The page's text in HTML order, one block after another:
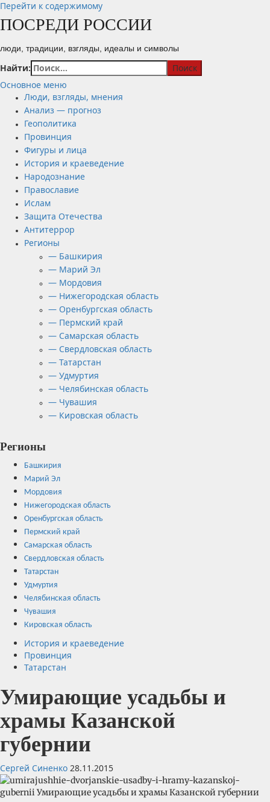
Перейти к содержимому
ПОСРЕДИ РОССИИ
люди, традиции, взгляды, идеалы и символы
Найти:
Основное меню
Люди, взгляды, мнения
Анализ — прогноз
Геополитика
Провинция
Фигуры и лица
История и краеведение
Народознание
Православие
Ислам
Защита Отечества
Антитеррор
Регионы
— Башкирия
— Марий Эл
— Мордовия
— Нижегородская область
— Оренбургская область
— Пермский край
— Самарская область
— Свердловская область
— Татарстан
— Удмуртия
— Челябинская область
— Чувашия
— Кировская область
Регионы
Башкирия
Марий Эл
Мордовия
Нижегородская область
Оренбургская область
Пермский край
Самарская область
Свердловская область
Татарстан
Удмуртия
Челябинская область
Чувашия
Кировская область
История и краеведение
Провинция
Татарстан
Умирающие усадьбы и
храмы Казанской
губернии
Сергей Синенко 28.11.2015